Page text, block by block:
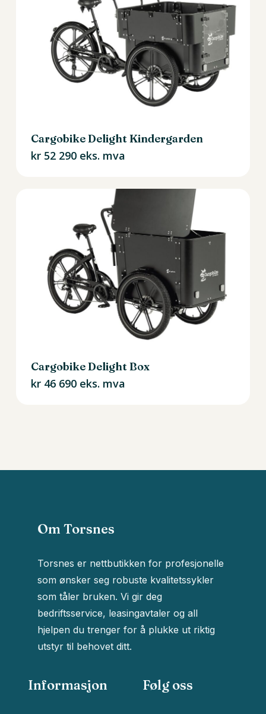
Cargobike Delight Kindergarden
kr52 290 eks. mva
Cargobike Delight Box
kr46 690 eks. mva
Om Torsnes
Torsnes er nettbutikken for profesjonelle
som ønsker seg robuste kvalitetssykler
som tåler bruken. Vi gir deg
bedriftsservice, leasingavtaler og all
hjelpen du trenger for å plukke ut riktig
utstyr til behovet ditt.
Informasjon Følg oss